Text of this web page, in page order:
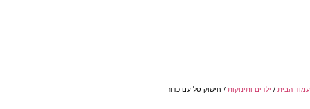
ותינוקות / חישוק סל עם כדור